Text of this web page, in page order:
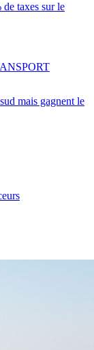
taxes sur le
mais gagnent le